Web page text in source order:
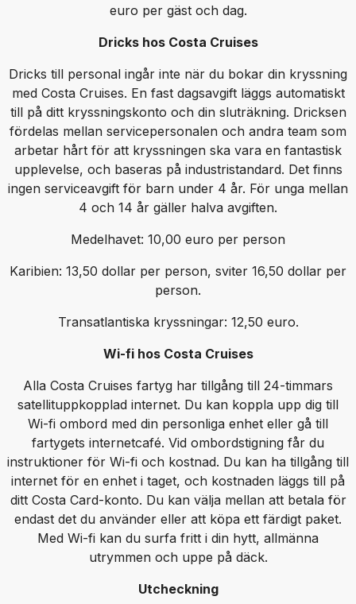
euro per gäst och dag.
Dricks hos Costa Cruises
Dricks till personal ingår inte när du bokar din kryssning
med Costa Cruises. En fast dagsavgift läggs automatiskt
till på ditt kryssningskonto och din sluträkning. Dricksen
fördelas mellan servicepersonalen och andra team som
arbetar hårt för att kryssningen ska vara en fantastisk
upplevelse, och baseras på industristandard. Det finns
ingen serviceavgift för barn under 4 år. För unga mellan
4 och 14 år gäller halva avgiften.
Medelhavet: 10,00 euro per person
Karibien: 13,50 dollar per person, sviter 16,50 dollar per
person.
Transatlantiska kryssningar: 12,50 euro.
Wi-fi hos Costa Cruises
Alla Costa Cruises fartyg har tillgång till 24-timmars
satellituppkopplad internet. Du kan koppla upp dig till
Wi-fi ombord med din personliga enhet eller gå till
fartygets internetcafé. Vid ombordstigning får du
instruktioner för Wi-fi och kostnad. Du kan ha tillgång till
internet för en enhet i taget, och kostnaden läggs till på
ditt Costa Card-konto. Du kan välja mellan att betala för
endast det du använder eller att köpa ett färdigt paket.
Med Wi-fi kan du surfa fritt i din hytt, allmänna
utrymmen och uppe på däck.
Utcheckning